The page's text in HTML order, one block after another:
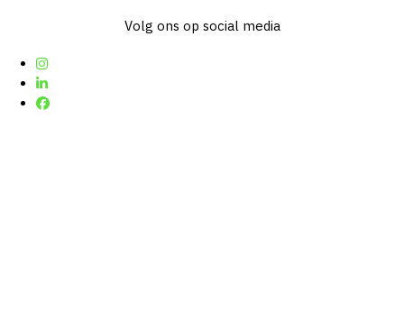
Volg ons op social media